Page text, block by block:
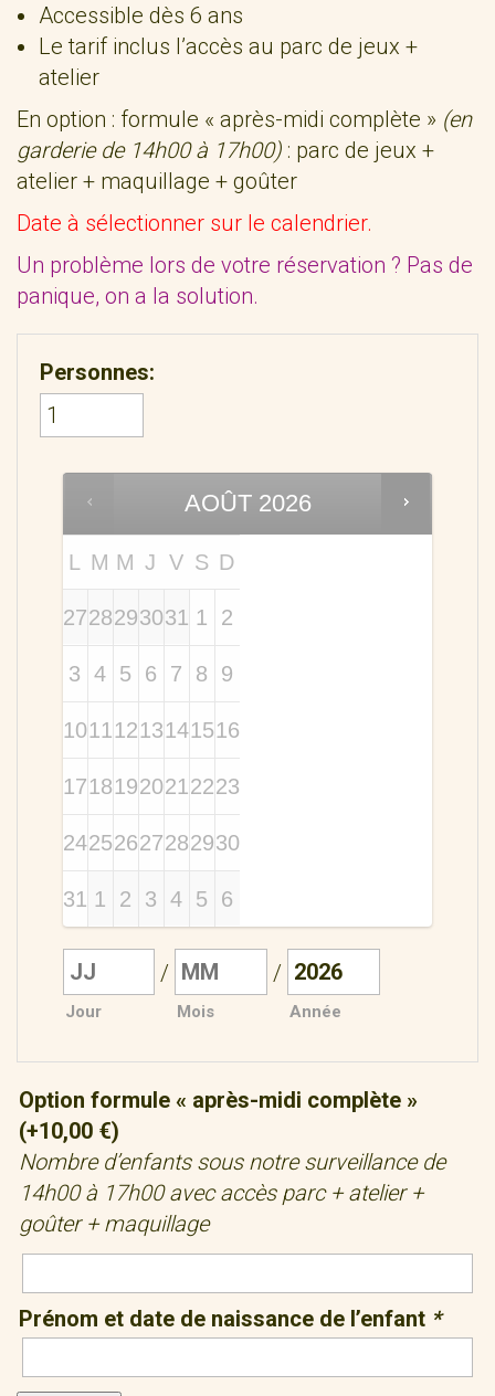
Accessible dès 6 ans
Le tarif inclus l’accès au parc de jeux +
atelier
En option : formule « après-midi complète » (en
garderie de 14h00 à 17h00) : parc de jeux +
atelier + maquillage + goûter
Date à sélectionner sur le calendrier.
Un problème lors de votre réservation ? Pas de
panique, on a la solution.
Personnes:
AOÛT 2026
L M M J V S D
2728293031 1 2
3 4 5 6 7 8 9
10111213141516
17181920212223
24252627282930
31 1 2 3 4 5 6
Jour
/
Mois
/
Année
Option formule « après-midi complète »
(+10,00 €)
Nombre d’enfants sous notre surveillance de
14h00 à 17h00 avec accès parc + atelier +
goûter + maquillage
Prénom et date de naissance de l’enfant *